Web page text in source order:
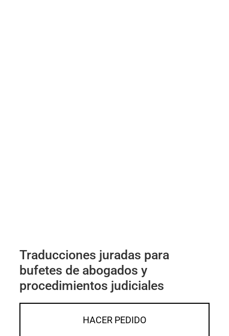
Traducciones juradas para
bufetes de abogados y
procedimientos judiciales
HACER PEDIDO